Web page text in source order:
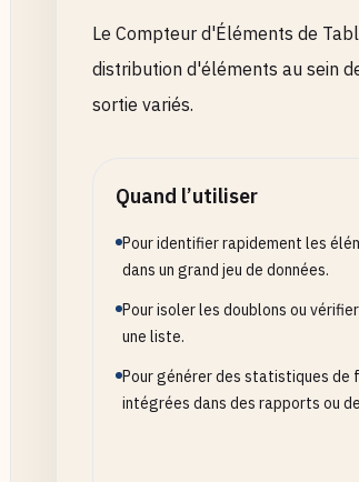
Le Compteur d'Éléments de
distribution d'éléments au sein
sortie variés.
Quand l’utiliser
Pour identifier rapidement les
dans un grand jeu de données.
Pour isoler les doublons ou
une liste.
Pour générer des statistiques de
intégrées dans des rapports ou